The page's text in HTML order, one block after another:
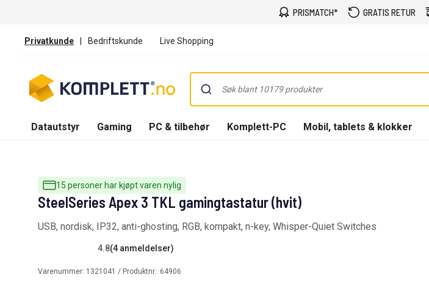
PRISMATCH* GRATIS RETUR
Privatkunde | Bedriftskunde Live Shopping
Datautstyr Gaming PC & tilbehør Komplett-PC Mobil, tablets & klokker
15 personer har kjøpt varen nylig
SteelSeries Apex 3 TKL gamingtastatur (hvit)
USB, nordisk, IP32, anti-ghosting, RGB, kompakt, n-key, Whisper-Quiet Switches
4.8(4 anmeldelser)
Varenummer: 1321041 / Produktnr.: 64906